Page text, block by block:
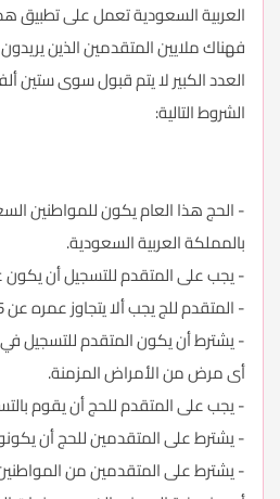
العربية السعودية تعمل على تطبيق
فهناك ملايين المتقدمين الذين
العدد الكبير لا يتم قبول سوى ستين
الشروط التالية:
- الحج هذا العام يكون للمواطنين
بالمملكة العربية السعودية.
- يجب على المتقدم للتسجيل أن يكون
- المتقدم للج يجب ألا يتجاوز عمره عن 65 عاما.
- يشترط أن يكون المتقدم للتسجيل
أى مرض من الأمراض المزمنة.
- يجب على المتقدم للحج أن يقوم
- يشترط على المتقدمين للحج أن
- يشترط على المتقدمين من